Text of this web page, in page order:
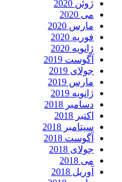
ژوئن 2020
می 2020
مارس 2020
فوریه 2020
ژانویه 2020
آگوست 2019
جولای 2019
مارس 2019
ژانویه 2019
دسامبر 2018
اکتبر 2018
سپتامبر 2018
آگوست 2018
جولای 2018
می 2018
آوریل 2018